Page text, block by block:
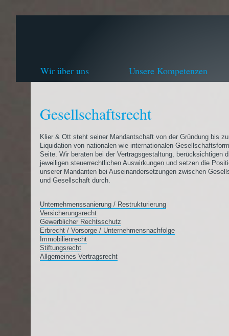
Wir über uns Unsere Kompetenzen
Gesellschaftsrecht
Klier & Ott steht seiner Mandantschaft von der Gründung bis
Liquidation von nationalen wie internationalen
Seite. Wir beraten bei der Vertragsgestaltung, berücksichtigen
jeweiligen steuerrechtlichen Auswirkungen und setzen die
unserer Mandanten bei Auseinandersetzungen zwischen
und Gesellschaft durch.
Unternehmenssanierung / Restrukturierung
Versicherungsrecht
Gewerblicher Rechtsschutz
Erbrecht / Vorsorge / Unternehmensnachfolge
Immobilienrecht
Stiftungsrecht
Allgemeines Vertragsrecht